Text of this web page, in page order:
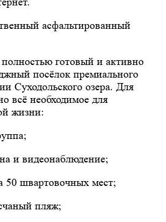
асфальтированный
готовый и активно
посёлок премиального
Суходольского озера. Для
всё необходимое для
жизни:
и видеонаблюдение;
50 швартовочных мест;
пляж;